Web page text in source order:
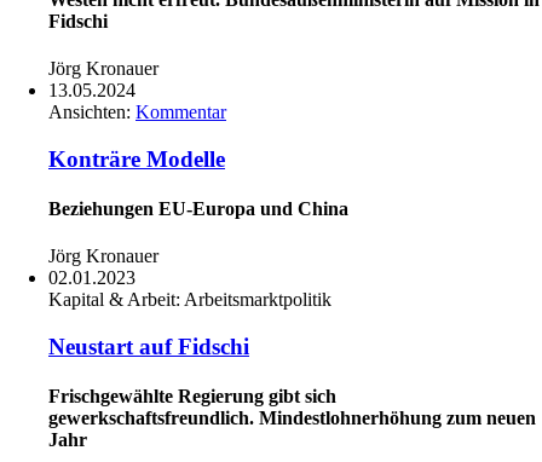
Fidschi
Jörg Kronauer
13.05.2024
Ansichten: Kommentar
Konträre Modelle
Beziehungen EU-Europa und China
Jörg Kronauer
02.01.2023
Kapital & Arbeit: Arbeitsmarktpolitik
Neustart auf Fidschi
Frischgewählte Regierung gibt sich
gewerkschaftsfreundlich. Mindestlohnerhöhung zum neuen
Jahr